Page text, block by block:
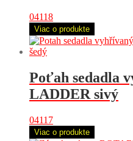
04118
Viac o produkte
Poťah sedadla
LADDER sivý
04117
Viac o produkte